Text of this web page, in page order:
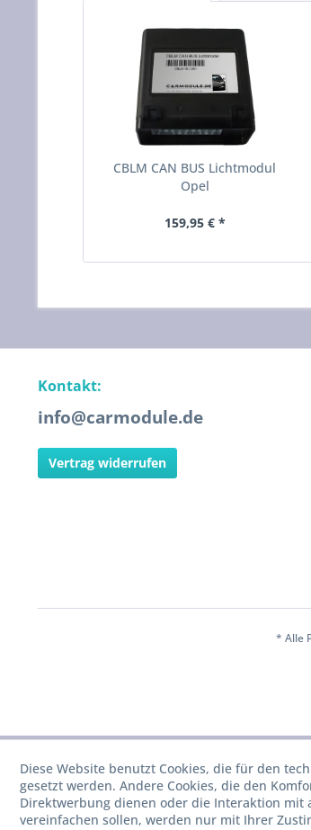
CBLM CAN BUS Lichtmodul
Opel
159,95 € *
Kontakt:
info@carmodule.de
Vertrag widerrufen
* Alle
Diese Website benutzt Cookies, die für den
gesetzt werden. Andere Cookies, die den
Direktwerbung dienen oder die Interaktion mit
vereinfachen sollen, werden nur mit Ihrer